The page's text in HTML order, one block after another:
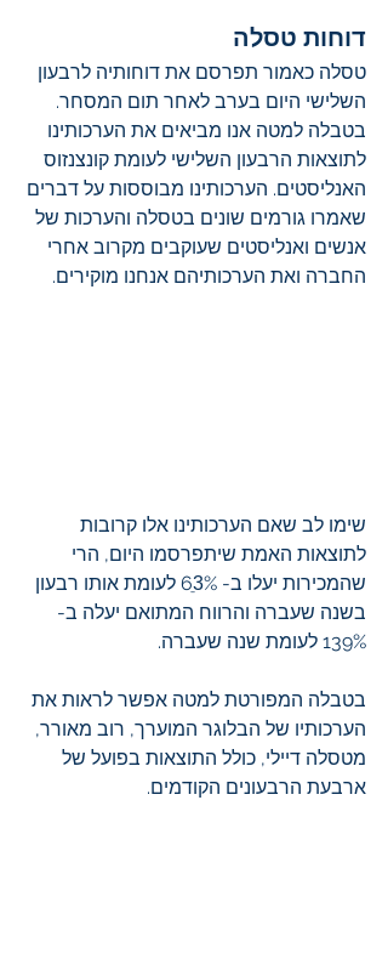
דוחות טסלה
טסלה כאמור תפרסם את דוחותיה לרבעון
השלישי היום בערב לאחר תום המסחר.
בטבלה למטה אנו מביאים את הערכותינו
לתוצאות הרבעון השלישי לעומת קונצנזוס
האנליסטים. הערכותינו מבוססות על דברים
שאמרו גורמים שונים בטסלה והערכות של
אנשים ואנליסטים שעוקבים מקרוב אחרי
החברה ואת הערכותיהם אנחנו מוקירים.
שימו לב שאם הערכותינו אלו קרובות
לתוצאות האמת שיתפרסמו היום, הרי
שהמכירות יעלו ב- 63ֵ% לעומת אותו רבעון
בשנה שעברה והרווח המתואם יעלה ב-
139% לעומת שנה שעברה.
בטבלה המפורטת למטה אפשר לראות את
הערכותיו של הבלוגר המוערך, רוב מאורר,
מטסלה דיילי, כולל התוצאות בפועל של
ארבעת הרבעונים הקודמים.